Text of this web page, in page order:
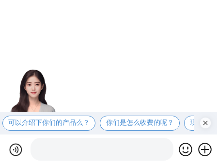
可以介绍下你们的产品么？ 你们是怎么收费的呢？ 现在有